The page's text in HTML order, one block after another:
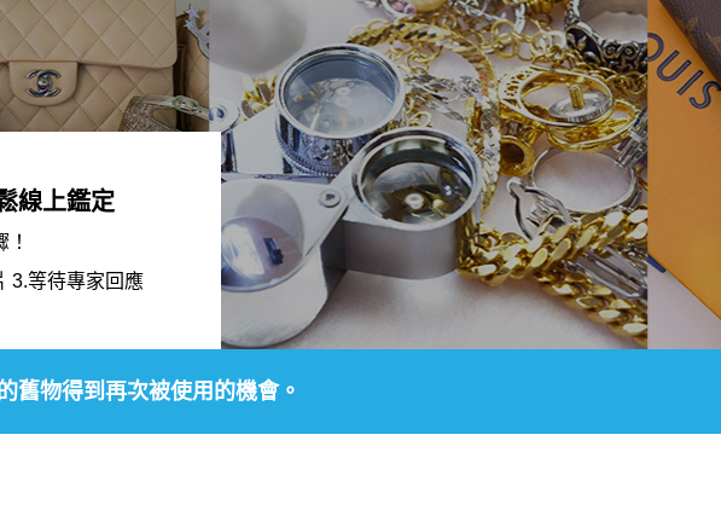
線上鑑定
3.等待專家回應
舊物得到再次被使用的機會。